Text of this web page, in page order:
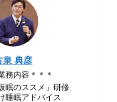
泉 典彦
容＊＊＊
眠のススメ」研修
眠アドバイス